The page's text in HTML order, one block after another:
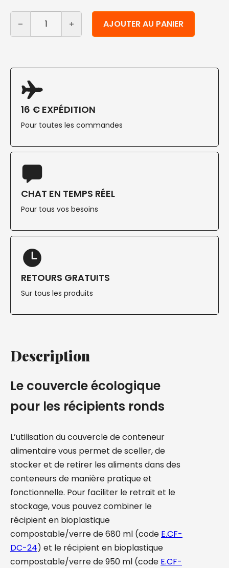
quantité de Couvercles pour récipients ronds en
AJOUTER AU PANIER
Alternative:
16 € EXPÉDITION
Pour toutes les commandes
CHAT EN TEMPS RÉEL
Pour tous vos besoins
RETOURS GRATUITS
Sur tous les produits
Description
Le couvercle écologique
pour les récipients ronds
L’utilisation du couvercle de conteneur
alimentaire vous permet de sceller, de
stocker et de retirer les aliments dans des
conteneurs de manière pratique et
fonctionnelle. Pour faciliter le retrait et le
stockage, vous pouvez combiner le
récipient en bioplastique
compostable/verre de 680 ml (code E.CF-
DC-24) et le récipient en bioplastique
compostable/verre de 950 ml (code E.CF-